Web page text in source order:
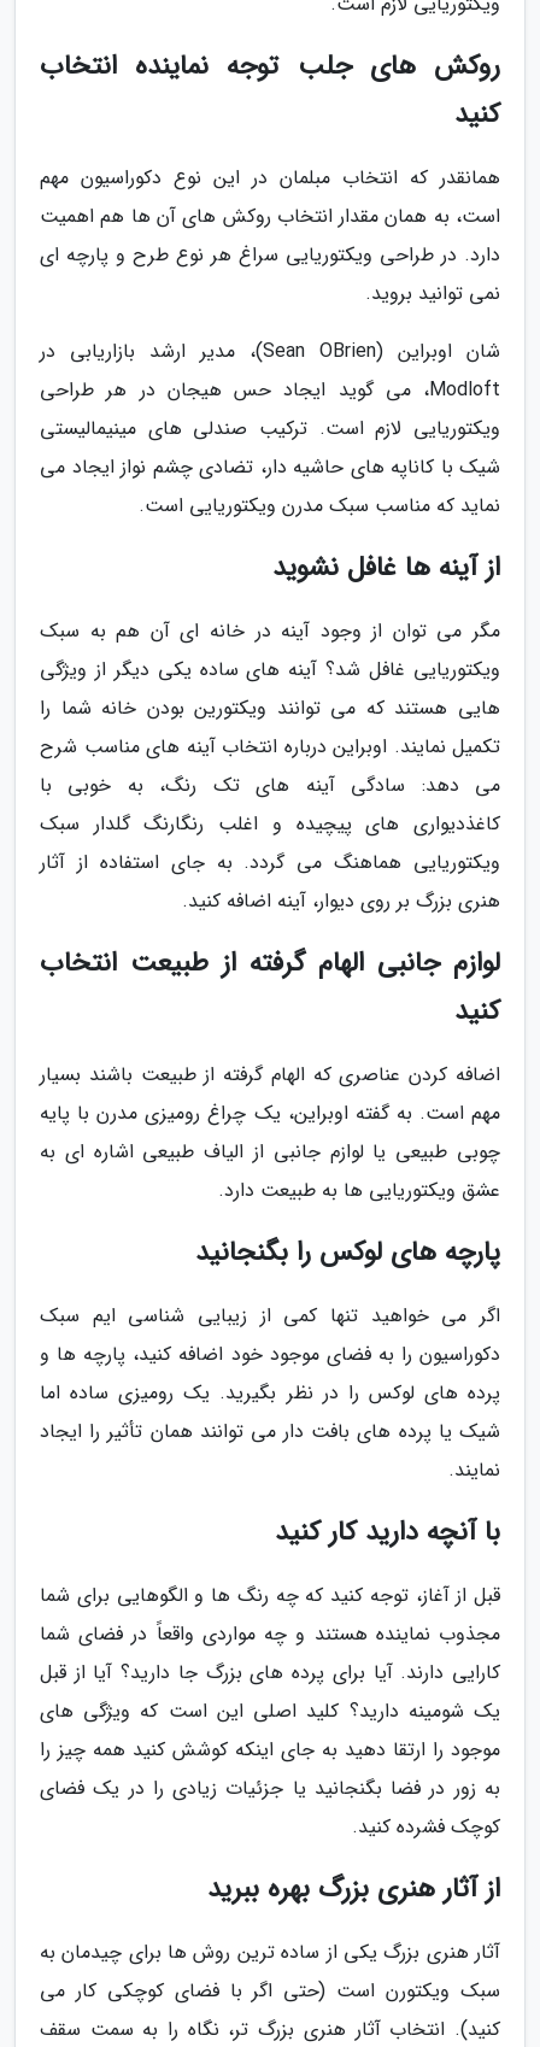
روکش های جلب توجه نماینده انتخاب
کنید
همانقدر که انتخاب مبلمان در این نوع دکوراسیون مهم
است، به همان مقدار انتخاب روکش های آن ها هم اهمیت
دارد. در طراحی ویکتوریایی سراغ هر نوع طرح و پارچه ای
نمی توانید بروید.
شان اوبراین (Sean OBrien)، مدیر ارشد بازاریابی در
Modloft، می گوید ایجاد حس هیجان در هر طراحی
ویکتوریایی لازم است. ترکیب صندلی های مینیمالیستی
شیک با کاناپه های حاشیه دار، تضادی چشم نواز ایجاد می
نماید که مناسب سبک مدرن ویکتوریایی است.
از آینه ها غافل نشوید
مگر می توان از وجود آینه در خانه ای آن هم به سبک
ویکتوریایی غافل شد؟ آینه های ساده یکی دیگر از ویژگی
هایی هستند که می توانند ویکتورین بودن خانه شما را
تکمیل نمایند. اوبراین درباره انتخاب آینه های مناسب شرح
می دهد: سادگی آینه های تک رنگ، به خوبی با
کاغذدیواری های پیچیده و اغلب رنگارنگ گلدار سبک
ویکتوریایی هماهنگ می گردد. به جای استفاده از آثار
هنری بزرگ بر روی دیوار، آینه اضافه کنید.
لوازم جانبی الهام گرفته از طبیعت انتخاب
کنید
اضافه کردن عناصری که الهام گرفته از طبیعت باشند بسیار
مهم است. به گفته اوبراین، یک چراغ رومیزی مدرن با پایه
چوبی طبیعی یا لوازم جانبی از الیاف طبیعی اشاره ای به
عشق ویکتوریایی ها به طبیعت دارد.
پارچه های لوکس را بگنجانید
اگر می خواهید تنها کمی از زیبایی شناسی ایم سبک
دکوراسیون را به فضای موجود خود اضافه کنید، پارچه ها و
پرده های لوکس را در نظر بگیرید. یک رومیزی ساده اما
شیک یا پرده های بافت دار می توانند همان تأثیر را ایجاد
نمایند.
با آنچه دارید کار کنید
قبل از آغاز، توجه کنید که چه رنگ ها و الگوهایی برای شما
مجذوب نماینده هستند و چه مواردی واقعاً در فضای شما
کارایی دارند. آیا برای پرده های بزرگ جا دارید؟ آیا از قبل
یک شومینه دارید؟ کلید اصلی این است که ویژگی های
موجود را ارتقا دهید به جای اینکه کوشش کنید همه چیز را
به زور در فضا بگنجانید یا جزئیات زیادی را در یک فضای
کوچک فشرده کنید.
از آثار هنری بزرگ بهره ببرید
آثار هنری بزرگ یکی از ساده ترین روش ها برای چیدمان به
سبک ویکتورن است (حتی اگر با فضای کوچکی کار می
کنید). انتخاب آثار هنری بزرگ تر، نگاه را به سمت سقف